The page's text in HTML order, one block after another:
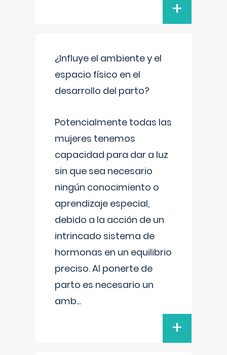
+
¿Influye el ambiente y el
espacio físico en el
desarrollo del parto?
Potencialmente todas las
mujeres tenemos
capacidad para dar a luz
sin que sea necesario
ningún conocimiento o
aprendizaje especial,
debido a la acción de un
intrincado sistema de
hormonas en un equilibrio
preciso. Al ponerte de
parto es necesario un
amb...
+